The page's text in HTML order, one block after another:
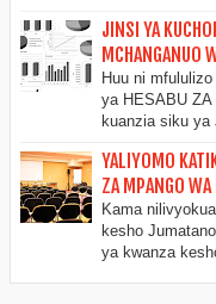
JINSI YA
MCHANGANUO
Huu ni
ya HESABU
kuanzia siku ya
YALIYOMO
ZA MPANGO WA
Kama
kesho
ya kwanza